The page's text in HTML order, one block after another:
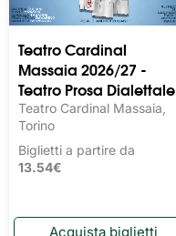
Teatro Cardinal
Massaia 2026/27 -
Teatro Prosa Dialettale
Teatro Cardinal Massaia,
Torino
Biglietti a partire da
13.54€